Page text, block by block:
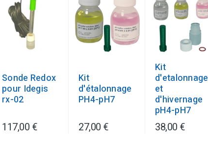
Sonde Redox
pour Idegis
rx-02
117,00 €
Kit
d'étalonnage
PH4-pH7
27,00 €
Kit
d'etalonnage
et
d'hivernage
pH4-pH7
38,00 €